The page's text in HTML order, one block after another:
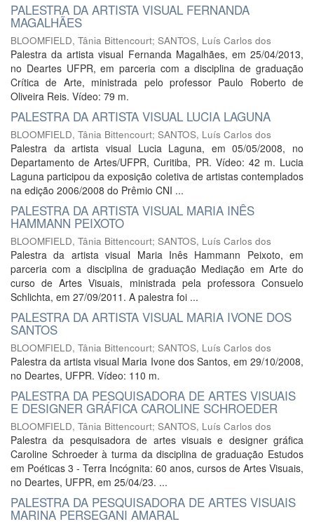
PALESTRA DA ARTISTA VISUAL FERNANDA
MAGALHÃES
BLOOMFIELD, Tânia Bittencourt; SANTOS, Luís Carlos dos
Palestra da artista visual Fernanda Magalhães, em 25/04/2013,
no Deartes UFPR, em parceria com a disciplina de graduação
Crítica de Arte, ministrada pelo professor Paulo Roberto de
Oliveira Reis. Vídeo: 79 m.
PALESTRA DA ARTISTA VISUAL LUCIA LAGUNA
BLOOMFIELD, Tânia Bittencourt; SANTOS, Luís Carlos dos
Palestra da artista visual Lucia Laguna, em 05/05/2008, no
Departamento de Artes/UFPR, Curitiba, PR. Vídeo: 42 m. Lucia
Laguna participou da exposição coletiva de artistas contemplados
na edição 2006/2008 do Prêmio CNI ...
PALESTRA DA ARTISTA VISUAL MARIA INÊS
HAMMANN PEIXOTO
BLOOMFIELD, Tânia Bittencourt; SANTOS, Luís Carlos dos
Palestra da artista visual Maria Inês Hammann Peixoto, em
parceria com a disciplina de graduação Mediação em Arte do
curso de Artes Visuais, ministrada pela professora Consuelo
Schlichta, em 27/09/2011. A palestra foi ...
PALESTRA DA ARTISTA VISUAL MARIA IVONE DOS
SANTOS
BLOOMFIELD, Tânia Bittencourt; SANTOS, Luís Carlos dos
Palestra da artista visual Maria Ivone dos Santos, em 29/10/2008,
no Deartes, UFPR. Vídeo: 110 m.
PALESTRA DA PESQUISADORA DE ARTES VISUAIS
E DESIGNER GRÁFICA CAROLINE SCHROEDER
BLOOMFIELD, Tânia Bittencourt; SANTOS, Luís Carlos dos
Palestra da pesquisadora de artes visuais e designer gráfica
Caroline Schroeder à turma da disciplina de graduação Estudos
em Poéticas 3 - Terra Incógnita: 60 anos, cursos de Artes Visuais,
no Deartes, UFPR, em 25/04/23. ...
PALESTRA DA PESQUISADORA DE ARTES VISUAIS
MARINA PERSEGANI AMARAL